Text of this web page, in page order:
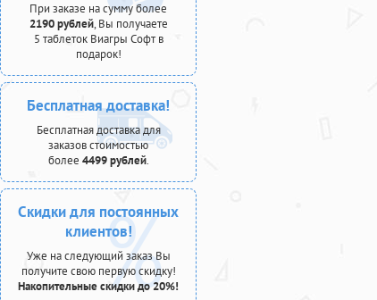
При заказе на сумму более
2190 рублей, Вы получаете
5 таблеток Виагры Софт в
подарок!
Бесплатная доставка!
Бесплатная доставка для
заказов стоимостью
более 4499 рублей.
Скидки для постоянных
клиентов!
Уже на следующий заказ Вы
получите свою первую скидку!
Накопительные скидки до 20%!